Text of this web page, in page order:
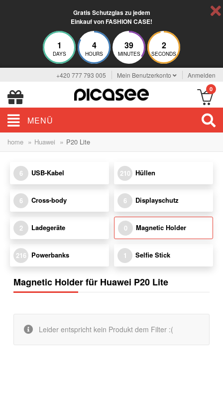
Gratis Schutzglas zu jedem
Einkauf von FASHION CASE!
1
DAYS
4
HOURS
39
MINUTES
2
SECONDS
+420 777 793 005 Mein Benutzerkonto Anmelden
0
MENÜ
home » Huawei » P20 Lite
6 USB-Kabel 210 Hüllen
6 Cross-body 6 Displayschutz
2 Ladegeräte 0 Magnetic Holder
216 Powerbanks 1 Selfie Stick
Magnetic Holder für Huawei P20 Lite
Leider entspricht kein Produkt dem Filter :(